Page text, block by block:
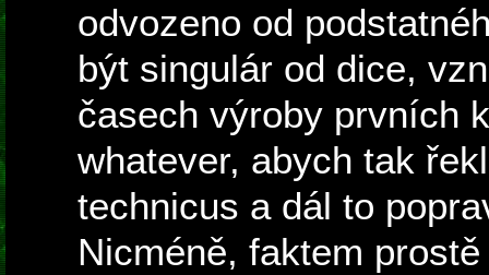
odvozeno od
být singulár od dice,
časech výroby prvních
whatever, abych tak
technicus a dál to
Nicméně, faktem